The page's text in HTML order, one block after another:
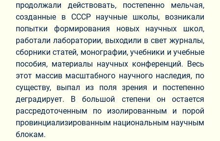
продолжали действовать, постепенно мельчая,
созданные в СССР научные школы, возникали
попытки формирования новых научных школ,
работали лаборатории, выходили в свет журналы,
сборники статей, монографии, учебники и учебные
пособия, материалы научных конференций. Весь
этот массив масштабного научного наследия, по
существу, выпал из поля зрения и постепенно
деградирует. В большой степени он остается
рассредоточенным по изолированным и порой
провинциализированным национальным научным
блокам.